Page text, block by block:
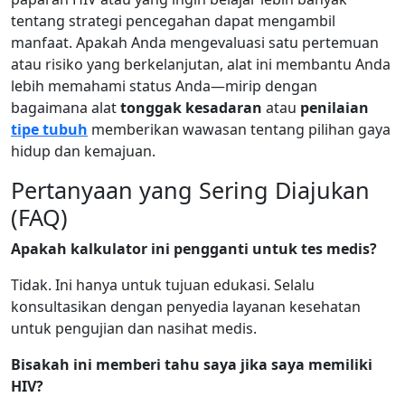
tentang strategi pencegahan dapat mengambil
manfaat. Apakah Anda mengevaluasi satu pertemuan
atau risiko yang berkelanjutan, alat ini membantu Anda
lebih memahami status Anda—mirip dengan
bagaimana alattonggak kesadaran atau penilaian
tipe tubuh memberikan wawasan tentang pilihan gaya
hidup dan kemajuan.
Pertanyaan yang Sering Diajukan
(FAQ)
Apakah kalkulator ini pengganti untuk tes medis?
Tidak. Ini hanya untuk tujuan edukasi. Selalu
konsultasikan dengan penyedia layanan kesehatan
untuk pengujian dan nasihat medis.
Bisakah ini memberi tahu saya jika saya memiliki
HIV?